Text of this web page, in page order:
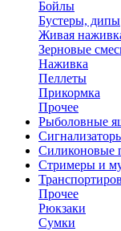
Бойлы
Бустеры, дипы
Живая
Зерновые
Наживка
Пеллеты
Прикормка
Прочее
Рыболовные
Силиконовые
Стримеры и
Прочее
Рюкзаки
Сумки